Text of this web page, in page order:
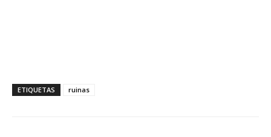
ETIQUETAS ruinas